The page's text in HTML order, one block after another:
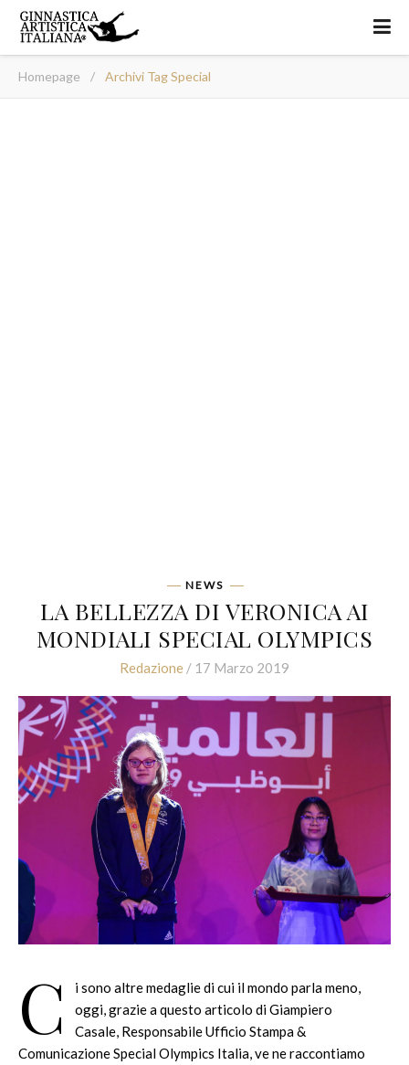
Homepage / Archivi Tag Special
NEWS
LA BELLEZZA DI VERONICA AI
MONDIALI SPECIAL OLYMPICS
Redazione / 17 Marzo 2019
C
i sono altre medaglie di cui il mondo parla meno,
oggi, grazie a questo articolo di Giampiero
Casale, Responsabile Ufficio Stampa &
Comunicazione Special Olympics Italia, ve ne raccontiamo